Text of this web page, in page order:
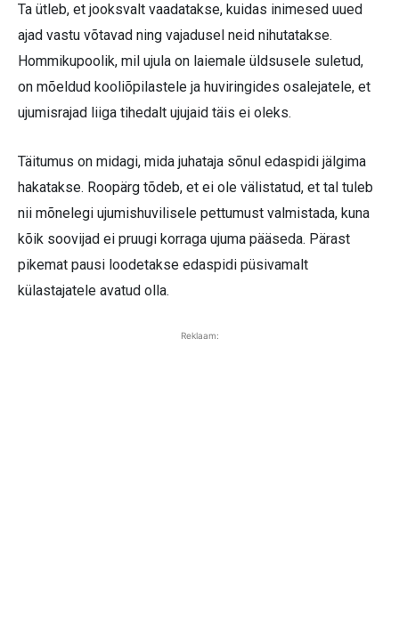
Ta ütleb, et jooksvalt vaadatakse, kuidas inimesed uued
ajad vastu võtavad ning vajadusel neid nihutatakse.
Hommikupoolik, mil ujula on laiemale üldsusele suletud,
on mõeldud kooliõpilastele ja huviringides osalejatele, et
ujumisrajad liiga tihedalt ujujaid täis ei oleks.
Täitumus on midagi, mida juhataja sõnul edaspidi jälgima
hakatakse. Roopärg tõdeb, et ei ole välistatud, et tal tuleb
nii mõnelegi ujumishuvilisele pettumust valmistada, kuna
kõik soovijad ei pruugi korraga ujuma pääseda. Pärast
pikemat pausi loodetakse edaspidi püsivamalt
külastajatele avatud olla.
Reklaam: